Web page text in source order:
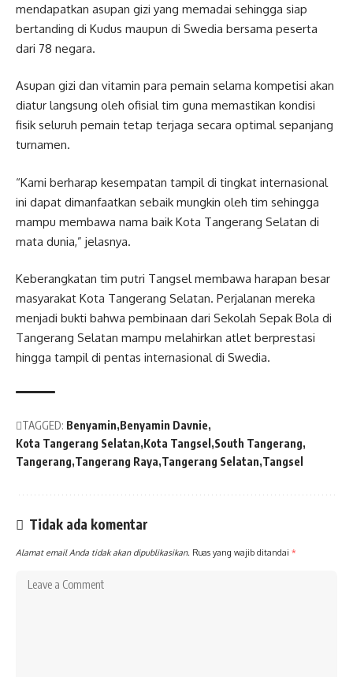
mendapatkan asupan gizi yang memadai sehingga siap
bertanding di Kudus maupun di Swedia bersama peserta
dari 78 negara.
Asupan gizi dan vitamin para pemain selama kompetisi akan
diatur langsung oleh ofisial tim guna memastikan kondisi
fisik seluruh pemain tetap terjaga secara optimal sepanjang
turnamen.
“Kami berharap kesempatan tampil di tingkat internasional
ini dapat dimanfaatkan sebaik mungkin oleh tim sehingga
mampu membawa nama baik Kota Tangerang Selatan di
mata dunia,” jelasnya.
Keberangkatan tim putri Tangsel membawa harapan besar
masyarakat Kota Tangerang Selatan. Perjalanan mereka
menjadi bukti bahwa pembinaan dari Sekolah Sepak Bola di
Tangerang Selatan mampu melahirkan atlet berprestasi
hingga tampil di pentas internasional di Swedia.
TAGGED: Benyamin Benyamin Davnie
Kota Tangerang Selatan Kota Tangsel South Tangerang
Tangerang Tangerang Raya Tangerang Selatan Tangsel
Tidak ada komentar
Alamat email Anda tidak akan dipublikasikan. Ruas yang wajib ditandai *